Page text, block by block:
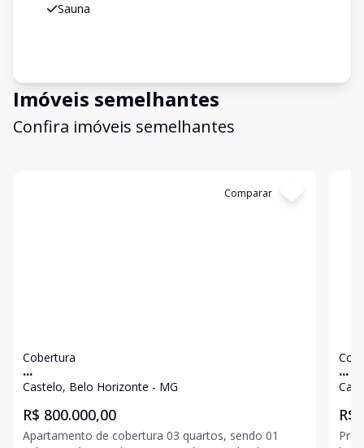
Sauna
Imóveis semelhantes
Confira imóveis semelhantes
Comparar
Cobertura
...
Castelo, Belo Horizonte - MG
R$ 800.000,00
Apartamento de cobertura 03 quartos, sendo 01
...
R$